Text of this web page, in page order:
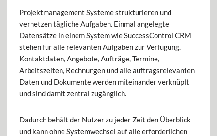
Projektmanagement Systeme strukturieren und
vernetzen tägliche Aufgaben. Einmal angelegte
Datensätze in einem System wie SuccessControl CRM
stehen für alle relevanten Aufgaben zur Verfügung.
Kontaktdaten, Angebote, Aufträge, Termine,
Arbeitszeiten, Rechnungen und alle auftragsrelevanten
Daten und Dokumente werden miteinander verknüpft
und sind damit zentral zugänglich.
Dadurch behält der Nutzer zu jeder Zeit den Überblick
und kann ohne Systemwechsel auf alle erforderlichen